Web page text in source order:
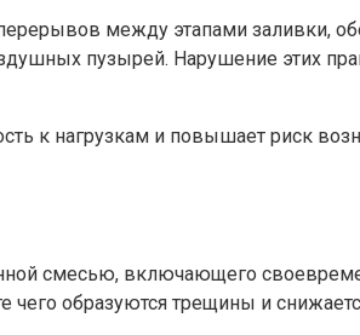
между этапами заливки,
пузырей. Нарушение этих
к нагрузкам и повышает риск
смесью, включающего
образуются трещины и